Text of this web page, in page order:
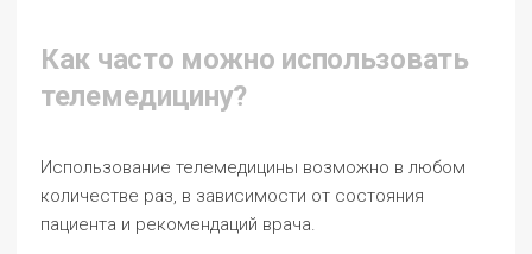
Как часто можно использовать
телемедицину?
Использование телемедицины возможно в любом
количестве раз, в зависимости от состояния
пациента и рекомендаций врача.